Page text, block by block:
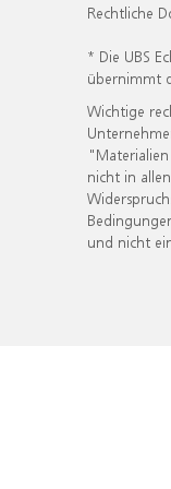
Rechtliche
* Die UBS
übernimmt
Wichtige
nicht in
und nicht